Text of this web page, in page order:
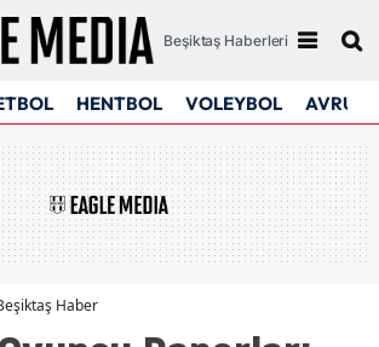
Beşiktaş Haberleri
HENTBOL VOLEYBOL
Haber